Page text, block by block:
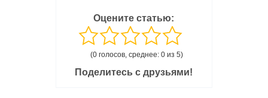
Оцените статью:
(0 голосов, среднее: 0 из 5)
Поделитесь с друзьями!